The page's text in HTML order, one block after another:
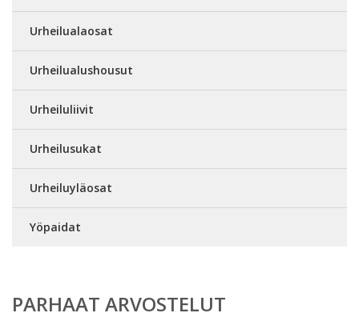
Urheilualaosat
Urheilualushousut
Urheiluliivit
Urheilusukat
Urheiluyläosat
Yöpaidat
PARHAAT ARVOSTELUT